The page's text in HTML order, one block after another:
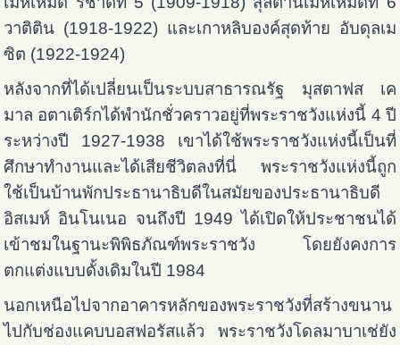
วาติติน (1918-1922) และเกาหลิบองค์สุดท้าย อับดุลเม
ซิต (1922-1924)
หลังจากที่ได้เปลี่ยนเป็นระบบสาธารณรัฐ มุสตาฟส เค
มาล อตาเติร์กได้พำนักชั่วคราวอยู่ที่พระราชวังแห่งนี้ 4 ปี
ระหว่างปี 1927-1938 เขาได้ใช้พระราชวังแห่งนี้เป็นที่
ศึกษาทำงานและได้เสียชีวิตลงที่นี่ พระราชวังแห่งนี้ถูก
ใช้เป็นบ้านพักประธานาธิบดีในสมัยของประธานาธิบดี
อิสเมห์ อินโนเนอ จนถึงปี 1949 ได้เปิดให้ประชาชนได้
เข้าชมในฐานะพิพิธภัณฑ์พระราชวัง โดยยังคงการ
ตกแต่งแบบดั้งเดิมในปี 1984
นอกเหนือไปจากอาคารหลักของพระราชวังที่สร้างขนาน
ไปกับช่องแคบบอสฟอรัสแล้ว พระราชวังโดลมาบาเช่ยัง